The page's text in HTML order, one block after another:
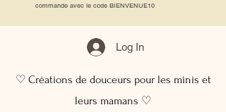
commande avec le code BIENVENUE10
Log In
♡ Créations de douceurs pour les minis et
leurs mamans ♡